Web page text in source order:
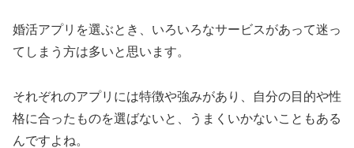
婚活アプリを選ぶとき、いろいろなサービスがあって迷っ
てしまう方は多いと思います。
それぞれのアプリには特徴や強みがあり、自分の目的や性
格に合ったものを選ばないと、うまくいかないこともある
んですよね。